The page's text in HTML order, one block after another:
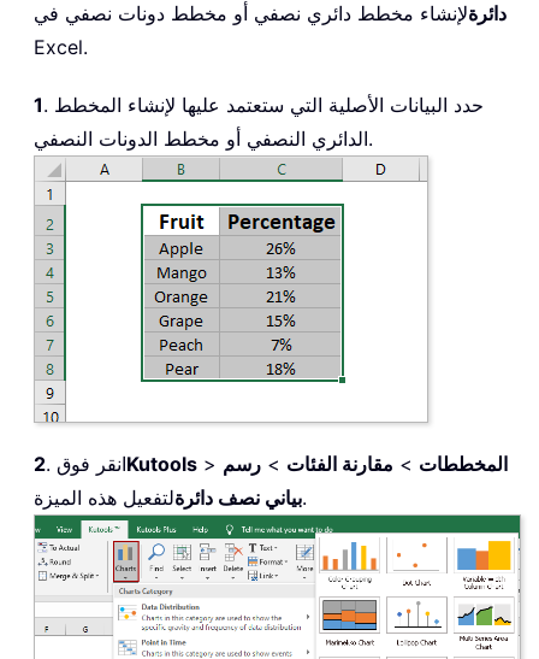
دائرةلإنشاء مخطط دائري نصفي أو مخطط دونات نصفي في
Excel.
1. حدد البيانات الأصلية التي ستعتمد عليها لإنشاء المخطط
الدائري النصفي أو مخطط الدونات النصفي.
2 . انقر فوقKutools > المخططات > مقارنة الفئات > رسم
بياني نصف دائرةلتفعيل هذه الميزة.